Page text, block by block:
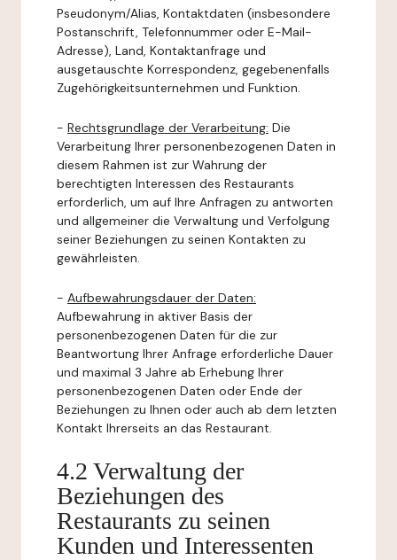
Pseudonym/Alias, Kontaktdaten (insbesondere
Postanschrift, Telefonnummer oder E-Mail-
Adresse), Land, Kontaktanfrage und
ausgetauschte Korrespondenz, gegebenenfalls
Zugehörigkeitsunternehmen und Funktion.
- Rechtsgrundlage der Verarbeitung: Die
Verarbeitung Ihrer personenbezogenen Daten in
diesem Rahmen ist zur Wahrung der
berechtigten Interessen des Restaurants
erforderlich, um auf Ihre Anfragen zu antworten
und allgemeiner die Verwaltung und Verfolgung
seiner Beziehungen zu seinen Kontakten zu
gewährleisten.
- Aufbewahrungsdauer der Daten:
Aufbewahrung in aktiver Basis der
personenbezogenen Daten für die zur
Beantwortung Ihrer Anfrage erforderliche Dauer
und maximal 3 Jahre ab Erhebung Ihrer
personenbezogenen Daten oder Ende der
Beziehungen zu Ihnen oder auch ab dem letzten
Kontakt Ihrerseits an das Restaurant.
4.2 Verwaltung der
Beziehungen des
Restaurants zu seinen
Kunden und Interessenten